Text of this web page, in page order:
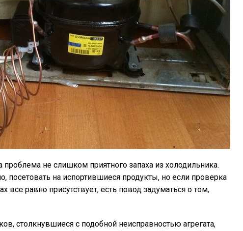
не слишком приятного запаха из холодильника.
посетовать на испортившиеся продукты, но если проверка
все равно присутствует, есть повод задуматься о том,
столкнувшиеся с подобной неисправностью агрегата,